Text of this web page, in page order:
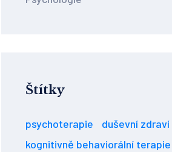
Štítky
psychoterapie
duševní zdraví
kognitivně behaviorální terapie